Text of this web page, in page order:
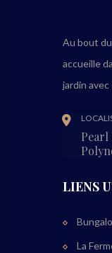
Au bout
accueille
jardin
Pearl
LIENS
La